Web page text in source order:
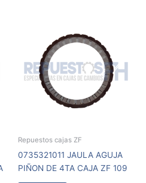
Repuestos cajas ZF
0735321011 JAULA AGUJA
PIÑON DE 4TA CAJA ZF 109